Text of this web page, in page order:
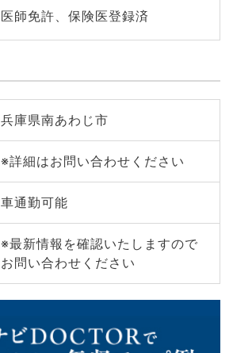
医師免許、保険医登録済
兵庫県南あわじ市
※詳細はお問い合わせください
車通勤可能
※最新情報を確認いたしますので
お問い合わせください